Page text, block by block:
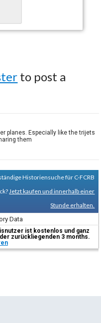
to post a
planes. Especially like the trijets
them
Historiensuche für C-FCRB
Jetzt kaufen und innerhalb einer
Stunde erhalten.
Data
ist kostenlos und ganz
zurückliegenden 3 months.